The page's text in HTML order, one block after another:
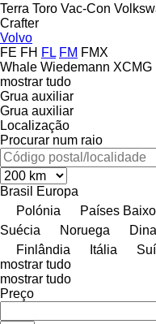
Terra Toro Vac-Con
Crafter
Volvo
FE FH FL FM FMX
Whale Wiedemann XCMG
mostrar tudo
Grua auxiliar
Grua auxiliar
Localização
Procurar num raio
Brasil
Europa
Polónia
Países
Suécia
Noruega
Finlândia
Itália
mostrar tudo
mostrar tudo
Preço